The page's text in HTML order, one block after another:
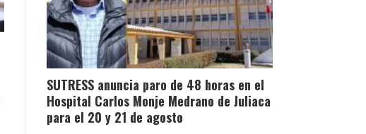
SUTRESS anuncia paro de 48 horas en el
Hospital Carlos Monje Medrano de Juliaca
para el 20 y 21 de agosto